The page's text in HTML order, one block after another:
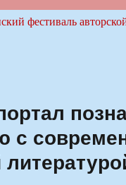
фестиваль
с